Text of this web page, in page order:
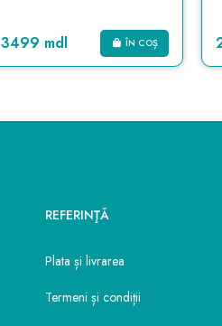
3499 mdl ÎN COȘ
REFERINŢĂ
Plata și livrarea
Termeni și condiții